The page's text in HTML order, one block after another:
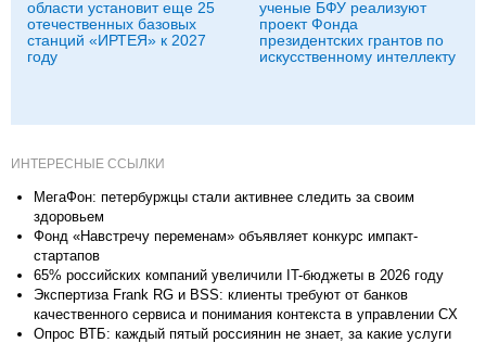
области установит еще 25
отечественных базовых
станций «ИРТЕЯ» к 2027
году
ученые БФУ реализуют
проект Фонда
президентских грантов по
искусственному интеллекту
ИНТЕРЕСНЫЕ ССЫЛКИ
МегаФон: петербуржцы стали активнее следить за своим
здоровьем
Фонд «Навстречу переменам» объявляет конкурс импакт-
стартапов
65% российских компаний увеличили IT-бюджеты в 2026 году
Экспертиза Frank RG и BSS: клиенты требуют от банков
качественного сервиса и понимания контекста в управлении CX
Опрос ВТБ: каждый пятый россиянин не знает, за какие услуги